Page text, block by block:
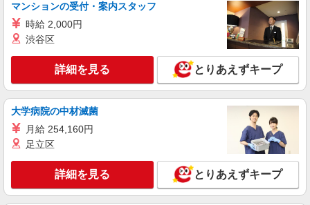
時給1500円〜 ※残業代支給 ★交通費別途支給
+゜ 入社祝い金10万円支給(規定有) お友達を紹介
頂くと, インセンティブ支給(規定有) ★月2回払
い・週払い可能（規程有）★ ゜・。○。・゜
+゜・。○。・゜+゜
静岡県焼津市のsoftbankショップ
キープ 詳細を見る
ソフトバンク大井川店
ソフトバンクショップの携帯販売スタッフ
月給 229,000円 〜 235,000円 固定残業代:
41,400円 〜 50,000円（30時間相当） ＊時間外手
当は時間外労働の有無にかかわらず、固定残業代
として支給し、相当時間を超える時間外労働分は
法定どおり追加で支給します。 試用期間あり 3ヶ
■ソフトバンク大井川店 静岡県 焼津市 宗高
1529‐1
マンションの受付・案内スタッフ
時給 2,000円
渋谷区
詳細を見る とりあえずキープ
大学病院の中材滅菌
月給 254,160円
足立区
詳細を見る とりあえずキープ